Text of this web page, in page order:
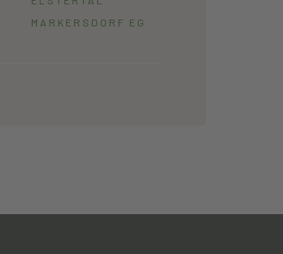
MARKERSDORF EG